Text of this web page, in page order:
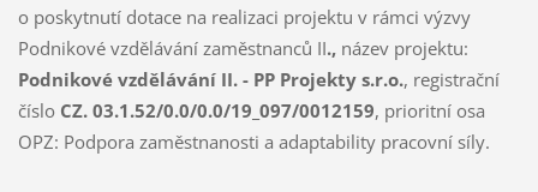
o poskytnutí dotace na realizaci projektu v rámci výzvy
Podnikové vzdělávání zaměstnanců II., název projektu:
Podnikové vzdělávání II. - PP Projekty s.r.o., registrační
číslo CZ. 03.1.52/0.0/0.0/19_097/0012159, prioritní osa
OPZ: Podpora zaměstnanosti a adaptability pracovní síly.